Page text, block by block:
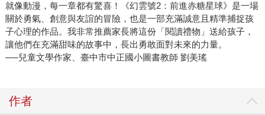
就像動漫，每一章都有驚喜！《幻雲號2：前進赤糖星球》是一場
關於勇氣、創意與友誼的冒險，也是一部充滿誠意且精準捕捉孩
子心理的作品。我非常推薦家長將這份「閱讀禮物」送給孩子，
讓他們在充滿甜味的故事中，長出勇敢面對未來的力量。
──兒童文學作家、臺中市中正國小圖書教師 劉美瑤
作者